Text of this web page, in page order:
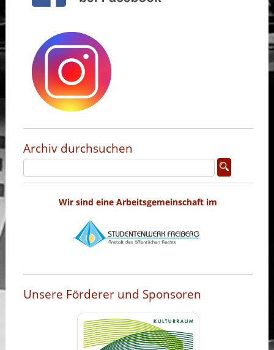
Archiv durchsuchen
Wir sind eine Arbeitsgemeinschaft im
Unsere Förderer und Sponsoren